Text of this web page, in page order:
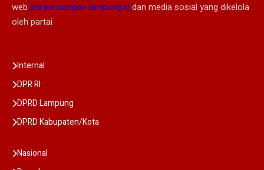
web pdi perjuangan lampung.id dan media sosial yang dikelola
oleh partai
Internal
DPR RI
DPRD Lampung
DPRD Kabupaten/Kota
Nasional